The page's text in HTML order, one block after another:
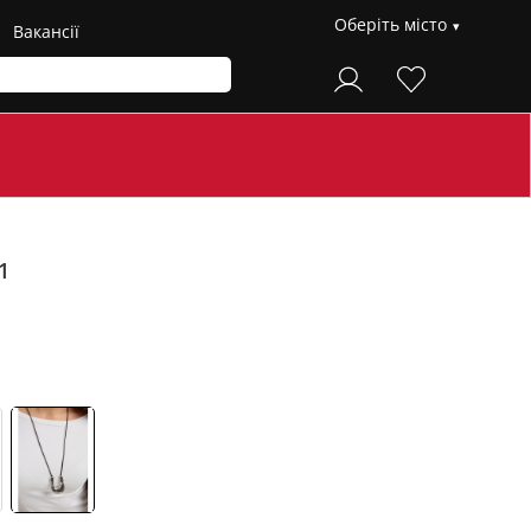
Вакансії Оберіть місто